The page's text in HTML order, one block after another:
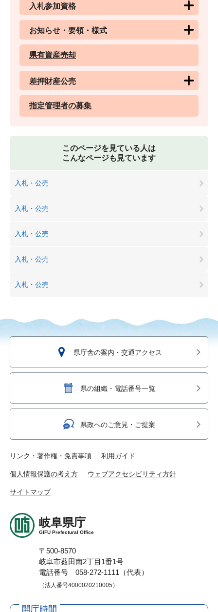
入札参加資格
お知らせ・要領・様式
県有資産売却
差押財産公売
指定管理者の募集
このページを見ている人は
こんなページも見ています
入札・公売
入札・公売
入札・公売
入札・公売
入札・公売
県庁舎の案内・交通アクセス
県の組織・電話番号一覧
県政へのご意見・ご提案
リンク・著作権・免責事項 利用ガイド
個人情報保護の考え方 ウェブアクセシビリティ方針
サイトマップ
岐阜県庁
GIFU Prefectural Office
〒500-8570
岐阜市薮田南2丁目1番1号
電話番号 058-272-1111（代表）
（法人番号4000020210005）
開庁時間